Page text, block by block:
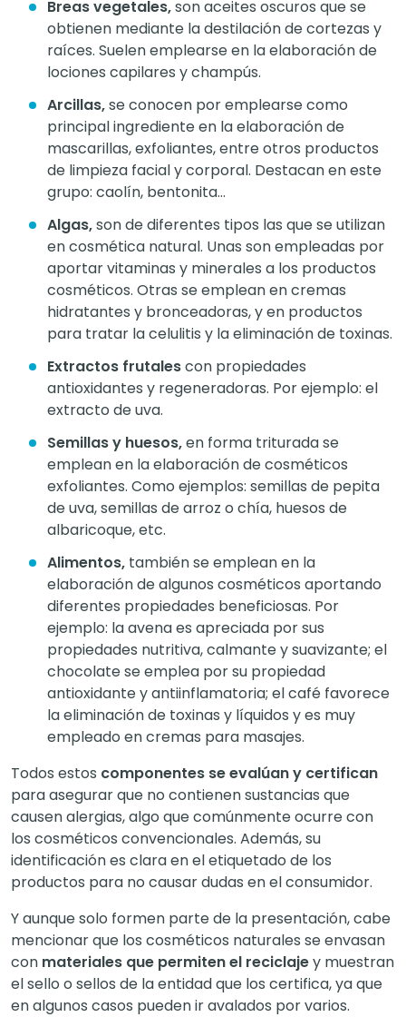
Breas vegetales,son aceites oscuros que se
obtienen mediante la destilación de cortezas y
raíces. Suelen emplearse en la elaboración de
lociones capilares y champús.
Arcillas,se conocen por emplearse como
principal ingrediente en la elaboración de
mascarillas, exfoliantes, entre otros productos
de limpieza facial y corporal. Destacan en este
grupo: caolín, bentonita…
Algas,son de diferentes tipos las que se utilizan
en cosmética natural. Unas son empleadas por
aportar vitaminas y minerales a los productos
cosméticos. Otras se emplean en cremas
hidratantes y bronceadoras, y en productos
para tratar la celulitis y la eliminación de toxinas.
Extractos frutalescon propiedades
antioxidantes y regeneradoras. Por ejemplo: el
extracto de uva.
Semillas y huesos,en forma triturada se
emplean en la elaboración de cosméticos
exfoliantes. Como ejemplos: semillas de pepita
de uva, semillas de arroz o chía, huesos de
albaricoque, etc.
Alimentos, también se emplean en la
elaboración de algunos cosméticos aportando
diferentes propiedades beneficiosas. Por
ejemplo: la avena es apreciada por sus
propiedades nutritiva, calmante y suavizante; el
chocolate se emplea por su propiedad
antioxidante y antiinflamatoria; el café favorece
la eliminación de toxinas y líquidos y es muy
empleado en cremas para masajes.
Todos estos componentes se evalúan y certifican
para asegurar que no contienen sustancias que
causen alergias, algo que comúnmente ocurre con
los cosméticos convencionales. Además, su
identificación es clara en el etiquetado de los
productos para no causar dudas en el consumidor.
Y aunque solo formen parte de la presentación, cabe
mencionar que los cosméticos naturales se envasan
con materiales que permiten el reciclajey muestran
el sello o sellos de la entidad que los certifica, ya que
en algunos casos pueden ir avalados por varios.